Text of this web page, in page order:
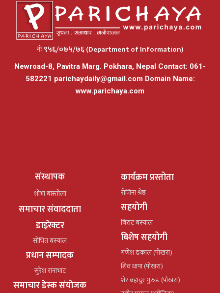
नंः ९५६/०७५/७६ (Department of Information)
Newroad-8, Pavitra Marg. Pokhara, Nepal Contact: 061-
582221 parichaydaily@gmail.comDomain Name:
www.parichaya.com
संस्थापक
शोभा बास्तोला
समाचार संवाददाता
डाइरेक्टर
सोभित बस्याल
प्रधान सम्पादक
सुरेश रानाभाट
समाचार डेस्क संयोजक
कार्यक्रम प्रस्तोता
रोजिना श्रेष्ठ
सहयोगी
बिराट बस्याल
बिशेष सहयोगी
गणेश ढकाल (पोखरा)
शिव थापा (पोखरा)
शेर बहादुर गुरुङ (पोखरा)